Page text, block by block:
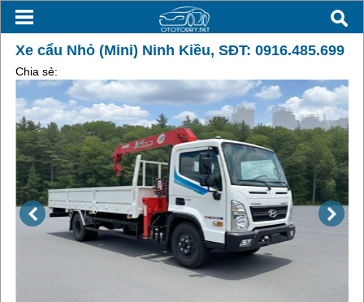
Xe cẩu Nhỏ (Mini) Ninh Kiều, SĐT: 0916.485.699
Chia sẻ: